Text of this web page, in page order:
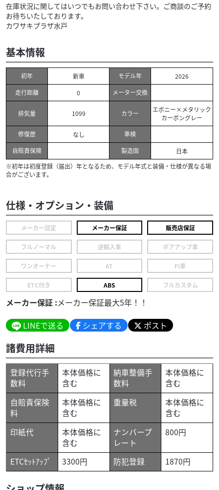
在庫状況に関してはいつでもお問い合わせ下さい。ご商談のご予約
お待ちいたしております。
カワサキプラザ水戸
基本情報
初年 新車 モデル年
2026
走行距離
0 メーター交換
排気量 1099 カラー
エボニー×メタリック
カーボングレー
修復歴
なし
車検
自賠責保険
製造国
日本
※初年は初度登録（届出）年となるため、モデル年式と装備・仕様が異なる場
合がございます。
仕様・オプション・装備
メーカー認定 メーカー保証 販売店保証
フルノーマル 逆輸入車 ボアアップ車
ワンオーナー AT FI車
ETC付き ABS フルカスタム
メーカー保証 :メーカー保証最大5年！！
LINEで送る
シェアする ポスト
諸費用詳細
登録代行手
数料
本体価格に
含む
納車整備手
数料
本体価格に
含む
自賠責保険
料
本体価格に
含む
重量税
本体価格に
含む
印紙代
本体価格に
含む
ナンバープ
レート
800円
ETCｾｯﾄｱｯﾌﾟ 3300円 防犯登録 1870円